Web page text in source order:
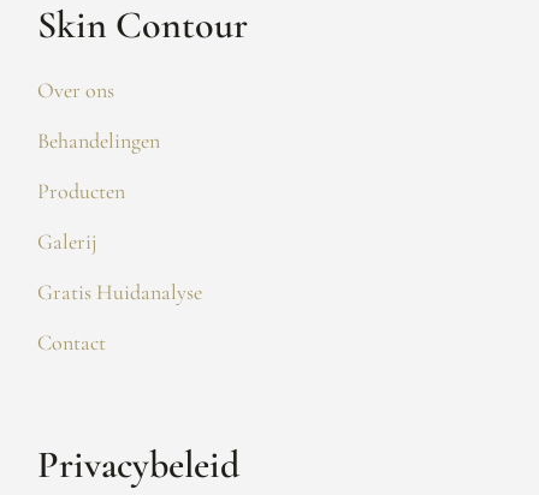
Skin Contour
Over ons
Behandelingen
Producten
Galerij
Gratis Huidanalyse
Contact
Privacybeleid